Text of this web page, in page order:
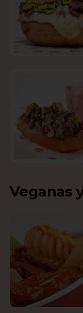
Veganas